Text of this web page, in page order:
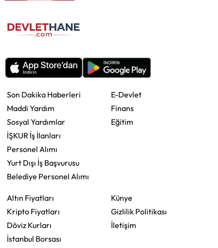
Son Dakika Haberleri
Maddi Yardım
Sosyal Yardımlar
İŞKUR İş İlanları
Personel Alımı
Yurt Dışı İş Başvurusu
Belediye Personel Alımı
E-Devlet
Finans
Eğitim
Altın Fiyatları
Kripto Fiyatları
Döviz Kurları
İstanbul Borsası
Künye
Gizlilik Politikası
İletişim